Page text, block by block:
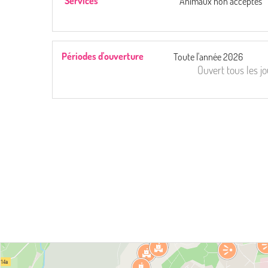
Périodes d'ouverture Toute l'année 2026
Ouvert tous les